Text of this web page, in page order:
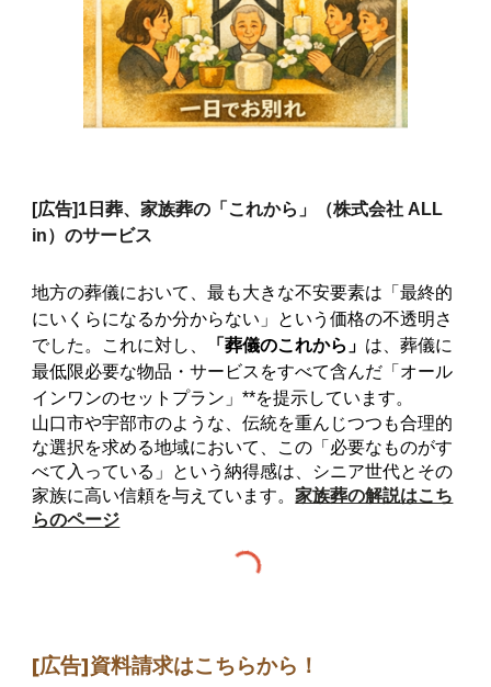
[広告]1日葬、家族葬の「これから」（株式会社 ALL
in）のサービス
地方の葬儀において、最も大きな不安要素は「最終的
にいくらになるか分からない」という価格の不透明さ
でした。これに対し、
「葬儀のこれから」 は、葬儀に
最低限必要な物品・サービスをすべて含んだ「オール
インワンのセットプラン」**を提示しています。
山口市や宇部市のような、伝統を重んじつつも合理的
な選択を求める地域において、この「必要なものがす
べて入っている」という納得感は、シニア世代とその
家族に高い信頼を与えています。家族葬の解説はこち
らのページ
[広告]資料請求はこちらから ！